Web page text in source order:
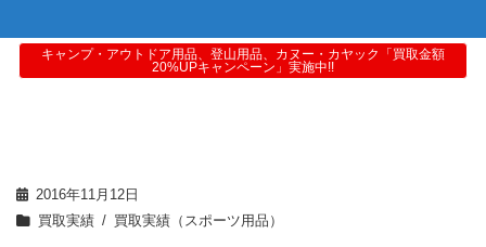
キャンプ・アウトドア用品、登山用品、カヌー・カヤック「買取金額
20%UPキャンペーン」実施中!!
2016年11月12日
買取実績
買取実績（スポーツ用品）